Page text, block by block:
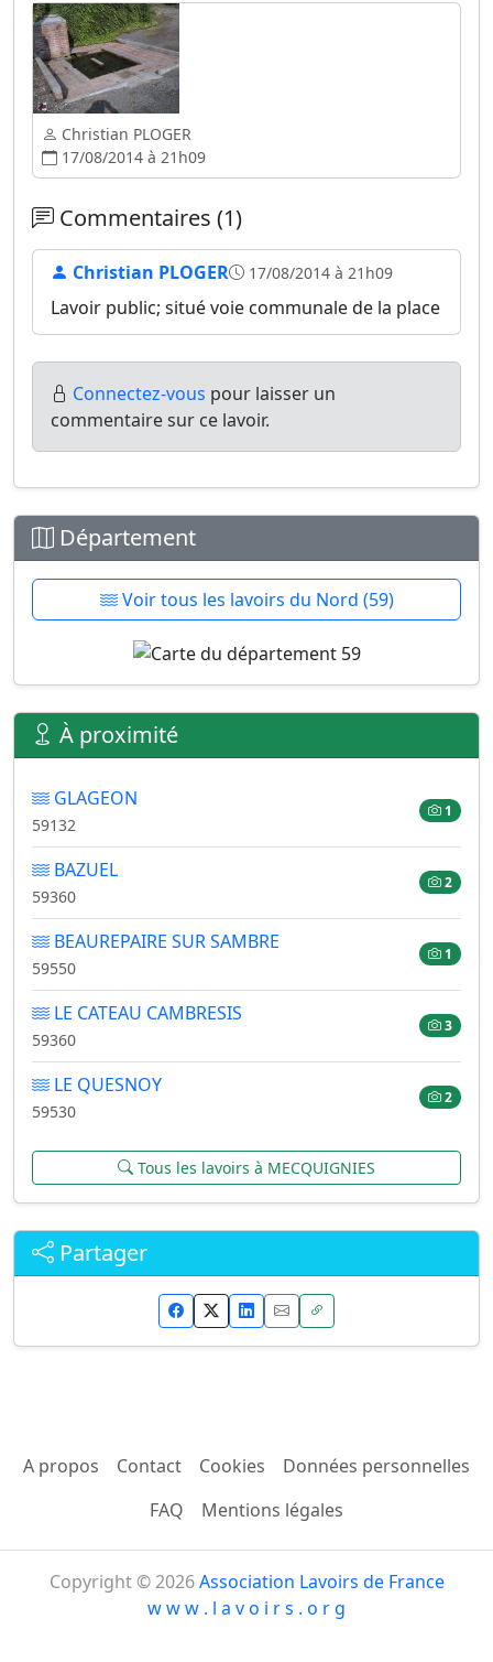
Christian PLOGER
17/08/2014 à 21h09
Commentaires (1)
Christian PLOGER 17/08/2014 à 21h09
Lavoir public; situé voie communale de la place
Connectez-vous pour laisser un
commentaire sur ce lavoir.
Département
Voir tous les lavoirs du Nord (59)
À proximité
GLAGEON
59132
1
BAZUEL
59360
2
BEAUREPAIRE SUR SAMBRE
59550
1
LE CATEAU CAMBRESIS
59360
3
LE QUESNOY
59530
2
Tous les lavoirs à MECQUIGNIES
Partager
A propos Contact Cookies
Données personnelles
FAQ
Mentions légales
Copyright © 2026Association Lavoirs de France
w w w . l a v o i r s . o r g